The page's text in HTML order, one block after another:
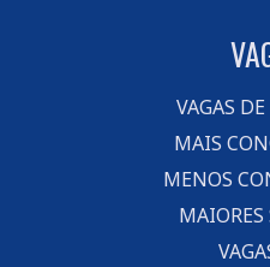
VAGAS
MAIS
MENOS
MAIORES